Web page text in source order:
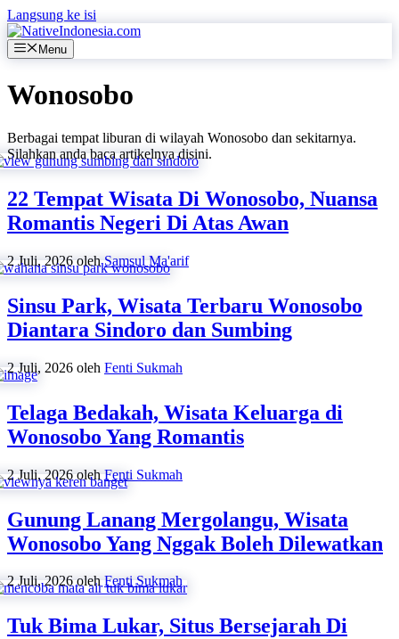
Langsung ke isi
Menu
Wonosobo
Berbagai tempat liburan di wilayah Wonosobo dan sekitarnya.
Silahkan anda baca artikelnya disini.
22 Tempat Wisata Di Wonosobo, Nuansa
Romantis Negeri Di Atas Awan
2 Juli, 2026 olehSamsul Ma'arif
Sinsu Park, Wisata Terbaru Wonosobo
Diantara Sindoro dan Sumbing
2 Juli, 2026 oleh Fenti Sukmah
Telaga Bedakah, Wisata Keluarga di
Wonosobo Yang Romantis
2 Juli, 2026 olehFenti Sukmah
Gunung Lanang Mergolangu, Wisata
Wonosobo Yang Nggak Boleh Dilewatkan
2 Juli, 2026 olehFenti Sukmah
Tuk Bima Lukar, Situs Bersejarah Di